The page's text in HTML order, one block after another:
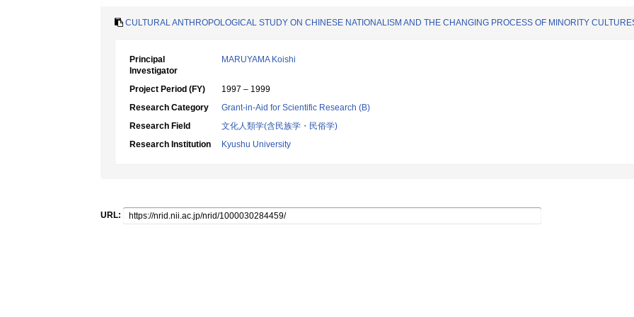
CULTURAL ANTHROPOLOGICAL STUDY ON CHINESE NATIONALISM AND THE CHANGING PROCESS OF MINORITY
Principal
Investigator
MARUYAMA Koishi
Project Period (FY)
1997 – 1999
Research Category
Grant-in-Aid for Scientific Research (B)
Research Field
文化人類学(含民族学・民俗学)
Research Institution
Kyushu University
URL: